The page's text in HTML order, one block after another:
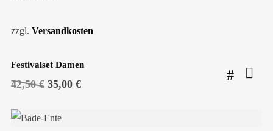
zzgl. Versandkosten
Festivalset Damen
42,50€ Ursprünglicher
war:
35,00 €Aktueller